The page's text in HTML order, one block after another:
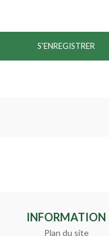
INFORMATION
Plan du site